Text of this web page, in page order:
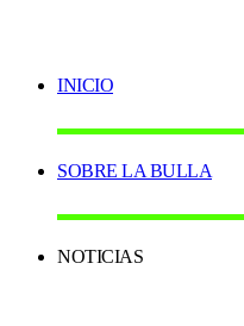
INICIO
SOBRE LA BULLA
NOTICIAS